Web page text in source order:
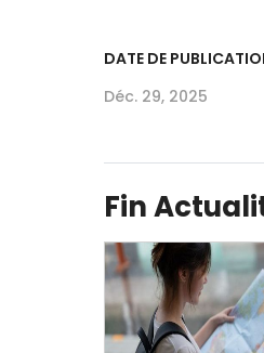
DATE DE
Déc. 29, 2025
Fin